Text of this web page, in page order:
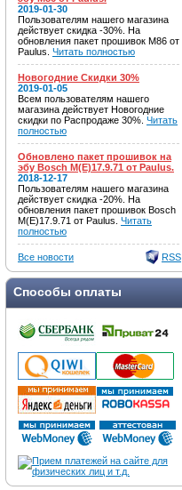
2019-01-30
Пользователям нашего магазина
действует скидка -30%. На
обновления пакет прошивок M86 от
Paulus. Читать полностью
Новогодние Скидки 30%
2019-01-05
Всем пользователям нашего
магазина действует Новогодние
скидки по Распродаже 30%. Читать
полностью
Обновлено пакет прошивок на
эбу Bosch M(E)17.9.71 от Paulus.
2018-12-17
Пользователям нашего магазина
действует скидка -20%. На
обновления пакет прошивок Bosch
M(E)17.9.71 от Paulus. Читать
полностью
Все новости RSS
Способы оплаты